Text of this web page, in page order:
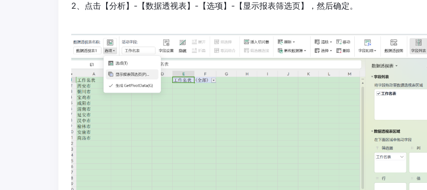
2、点击【分析】-【数据透视表】-【选项】-【显示报表筛选页】，然后确定。